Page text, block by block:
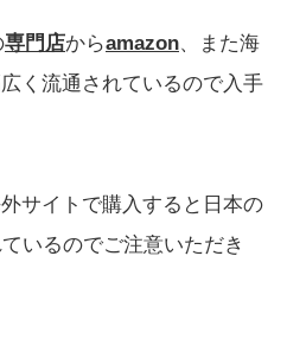
専門店からamazon、また海
く流通されているので入手
サイトで購入すると日本の
いるのでご注意いただき